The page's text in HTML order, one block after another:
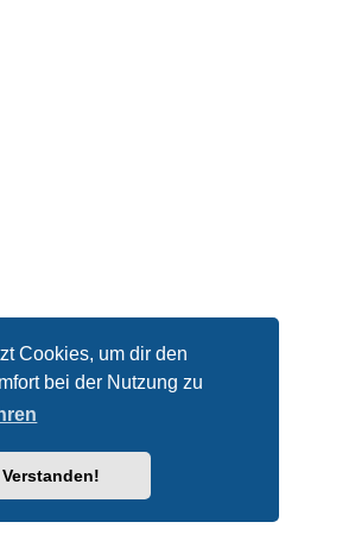
Cookies, um dir den
bei der Nutzung zu
Verstanden!